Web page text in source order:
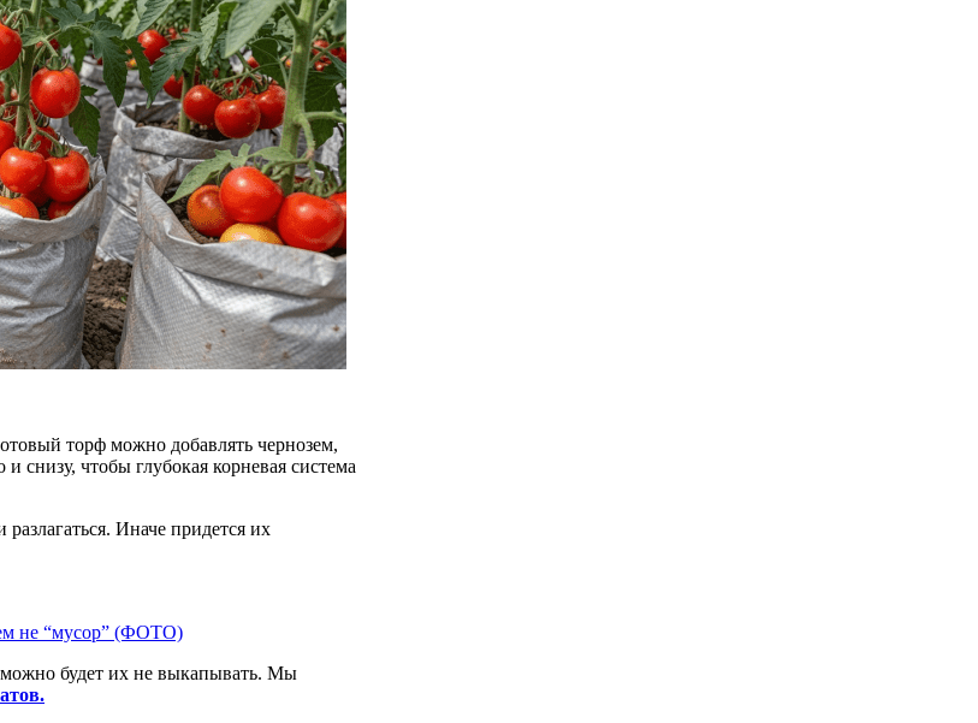
торф можно добавлять чернозем,
снизу, чтобы глубокая корневая система
Иначе придется их
не “мусор” (ФОТО)
можно будет их не выкапывать. Мы